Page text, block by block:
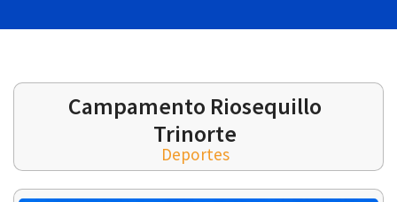
Campamento Riosequillo
Trinorte
Deportes